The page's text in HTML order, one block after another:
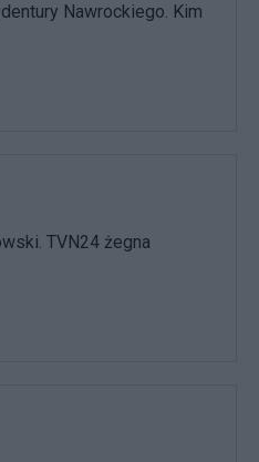
Nawrockiego. Kim
TVN24 żegna